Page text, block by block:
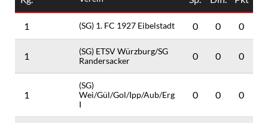
1 (SG) 1. FC 1927 Eibelstadt 0 0 0
1
(SG) ETSV Würzburg/SG
Randersacker
0 0 0
1
(SG)
Wei/Gül/Gol/Ipp/Aub/Erg
I
0 0 0